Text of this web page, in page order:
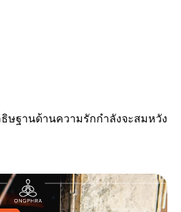
ษฐานด้านความรักกำลังจะสมหวัง